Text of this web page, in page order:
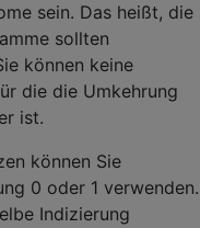
sein. Das heißt, die
sollten
können keine
die die Umkehrung
ist.
können Sie
0 oder 1 verwenden.
Indizierung